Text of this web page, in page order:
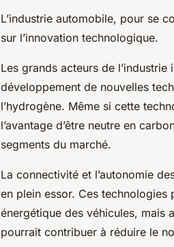
L’industrie automobile, pour se
sur l’innovation technologique.
Les grands acteurs de
développement de nouvelles
l’hydrogène. Même si cette
l’avantage d’être neutre en
segments du marché.
La connectivité et l’autonomie
en plein essor. Ces technologies
énergétique des véhicules, mais
pourrait contribuer à réduire le